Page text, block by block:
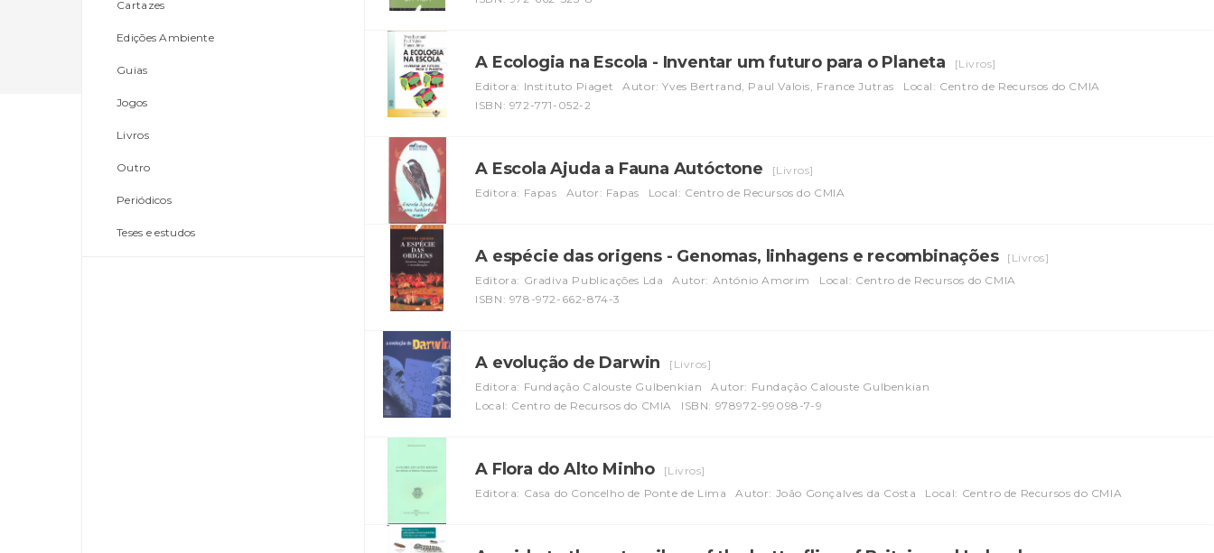
Cartazes
Edições Ambiente
Guias
Jogos
Livros
Outro
Periódicos
Teses e estudos
A Ecologia na Escola - Inventar um futuro para o Planeta
[Livros]
Editora: Instituto Piaget
Autor: Yves Bertrand, Paul Valois, France Jutras
Local: Centro de Recursos do CMIA
ISBN: 972-771-052-2
A Escola Ajuda a Fauna Autóctone
[Livros]
Editora: Fapas
Autor: Fapas Local: Centro de Recursos do CMIA
A espécie das origens - Genomas, linhagens e recombinações
[Livros]
Editora: Gradiva Publicações Lda
Autor: António Amorim
Local: Centro de Recursos do CMIA
ISBN: 978-972-662-874-3
A evolução de Darwin
[Livros]
Editora: Fundação Calouste Gulbenkian
Autor: Fundação Calouste Gulbenkian
Local: Centro de Recursos do CMIA
ISBN: 978972-99098-7-9
A Flora do Alto Minho
[Livros]
Editora: Casa do Concelho de Ponte de Lima
Autor: João Gonçalves da Costa Local: Centro de Recursos do CMIA